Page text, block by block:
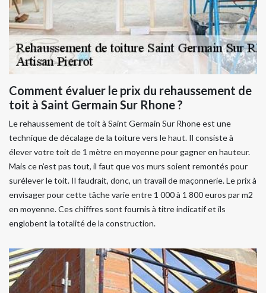
Comment évaluer le prix du rehaussement de
toit à Saint Germain Sur Rhone ?
Le rehaussement de toit à Saint Germain Sur Rhone est une
technique de décalage de la toiture vers le haut. Il consiste à
élever votre toit de 1 mètre en moyenne pour gagner en hauteur.
Mais ce n’est pas tout, il faut que vos murs soient remontés pour
surélever le toit. Il faudrait, donc, un travail de maçonnerie. Le prix à
envisager pour cette tâche varie entre 1 000 à 1 800 euros par m2
en moyenne. Ces chiffres sont fournis à titre indicatif et ils
englobent la totalité de la construction.